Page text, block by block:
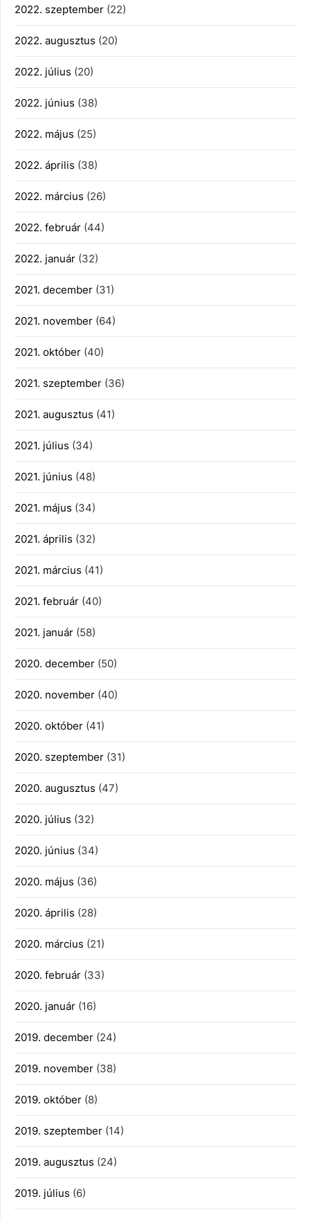
2022. szeptember (22)
2022. augusztus (20)
2022. július (20)
2022. június (38)
2022. május (25)
2022. április (38)
2022. március (26)
2022. február (44)
2022. január (32)
2021. december (31)
2021. november (64)
2021. október (40)
2021. szeptember (36)
2021. augusztus (41)
2021. július (34)
2021. június (48)
2021. május (34)
2021. április (32)
2021. március (41)
2021. február (40)
2021. január (58)
2020. december (50)
2020. november (40)
2020. október (41)
2020. szeptember (31)
2020. augusztus (47)
2020. július (32)
2020. június (34)
2020. május (36)
2020. április (28)
2020. március (21)
2020. február (33)
2020. január (16)
2019. december (24)
2019. november (38)
2019. október (8)
2019. szeptember (14)
2019. augusztus (24)
2019. július (6)